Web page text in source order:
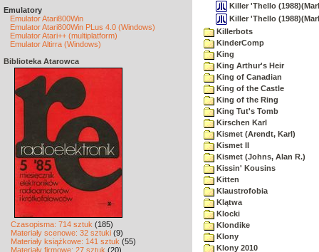
Emulatory
Emulator Atari800Win
Emulator Atari800Win PLus 4.0 (Windows)
Emulator Atari++ (multiplatform)
Emulator Altirra (Windows)
Biblioteka Atarowca
Czasopisma: 714 sztuk (185)
Materiały scenowe: 32 sztuki (9)
Materiały książkowe: 141 sztuk (55)
Materiały firmowe: 27 sztuk (20)
Killer 'Thello
Killer 'Thello
Killerbots
KinderComp
King
King Arthur's Heir
King of Canadian
King of the Castle
King of the Ring
King Tut's Tomb
Kirschen Karl
Kismet (Arendt, Karl)
Kismet II
Kismet (Johns, Alan R.)
Kissin' Kousins
Kitten
Klaustrofobia
Klątwa
Klocki
Klondike
Klony
Klony 2010